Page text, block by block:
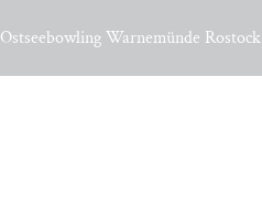
Ostseebowling Warnemünde Rostock